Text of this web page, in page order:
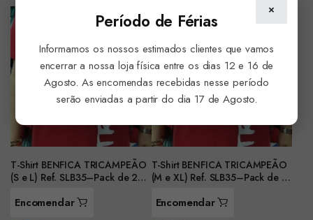
T-Shirt BENFICA TRICAMPEÃO
(S e L) Ref. SLB35–Pack de 2
Encomendar
T-Shirt BENFICA TRICAMPEÃO
(M e XL) Ref. SLB35–Pack de 2
Encomendar
×
Período de Férias
Informamos os nossos estimados clientes que vamos
encerrar a nossa loja física entre os dias 12 e 16 de
Agosto. As encomendas recebidas nesse período
serão enviadas a partir do dia 17 de Agosto.